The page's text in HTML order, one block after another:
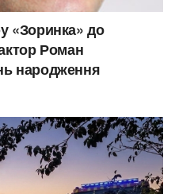
«Зоринка» до
Роман
народження